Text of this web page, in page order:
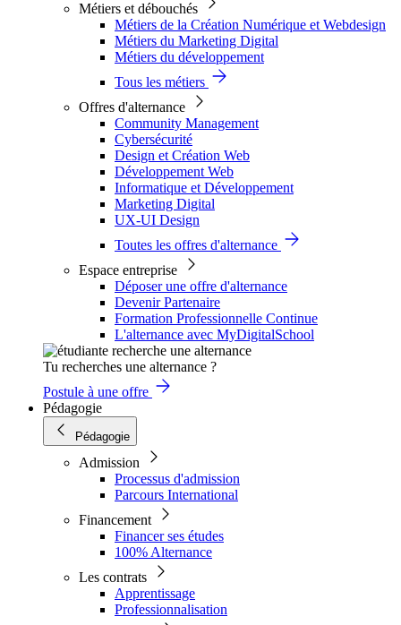
Métiers et débouchés
Métiers de la Création Numérique et Webdesign
Métiers du Marketing Digital
Métiers du développement
Tous les métiers
Offres d'alternance
Community Management
Cybersécurité
Design et Création Web
Développement Web
Informatique et Développement
Marketing Digital
UX-UI Design
Toutes les offres d'alternance
Espace entreprise
Déposer une offre d'alternance
Devenir Partenaire
Formation Professionnelle Continue
L'alternance avec MyDigitalSchool
Tu recherches une alternance ?
Postule à une offre
Pédagogie
Pédagogie
Admission
Processus d'admission
Parcours International
Financement
Financer ses études
100% Alternance
Les contrats
Apprentissage
Professionnalisation